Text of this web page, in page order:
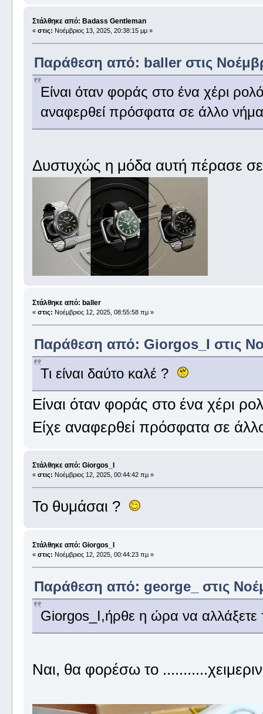
Στάλθηκε από: Badass Gentleman
« στις: Νοέμβριος 13, 2025, 20:38:15 μμ »
Παράθεση από: baller στις
Είναι όταν φοράς στο ένα χέρι
αναφερθεί πρόσφατα σε άλλο
Δυστυχώς η μόδα αυτή πέρασε
Στάλθηκε από: baller
« στις: Νοέμβριος 12, 2025, 08:55:58 πμ »
Παράθεση από: Giorgos_I στις
Τι είναι δαύτο καλέ ?
Είναι όταν φοράς στο ένα χέρι
Είχε αναφερθεί πρόσφατα σε
Στάλθηκε από: Giorgos_I
« στις: Νοέμβριος 12, 2025, 00:44:42 πμ »
Το θυμάσαι ?
Στάλθηκε από: Giorgos_I
« στις: Νοέμβριος 12, 2025, 00:44:23 πμ »
Παράθεση από: george_ στις
Giorgos_I,ήρθε η ώρα να αλλάξετε
Ναι, θα φορέσω το